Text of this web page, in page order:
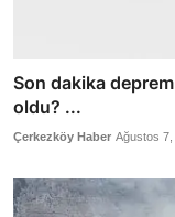
Son dakika
oldu? ...
Çerkezköy Haber Ağustos 7,